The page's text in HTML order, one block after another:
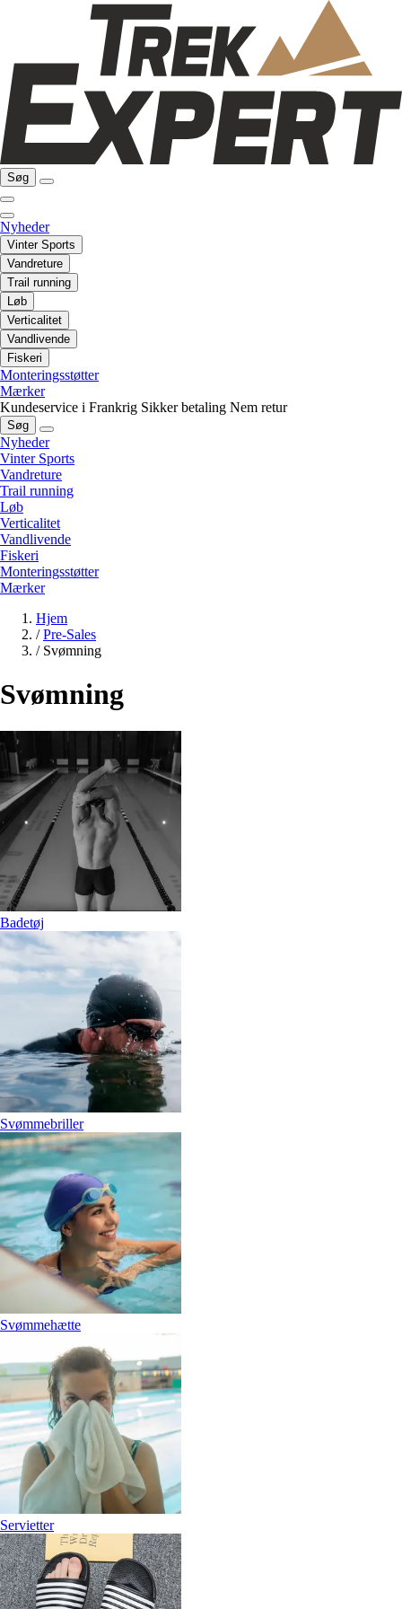
Søg
Nyheder
Vinter Sports
Vandreture
Trail running
Løb
Verticalitet
Vandlivende
Fiskeri
Monteringsstøtter
Mærker
Kundeservice i Frankrig Sikker betaling Nem retur
Søg
Nyheder
Vinter Sports
Vandreture
Trail running
Løb
Verticalitet
Vandlivende
Fiskeri
Monteringsstøtter
Mærker
Hjem
/ Pre-Sales
/ Svømning
Svømning
Badetøj
Svømmebriller
Svømmehætte
Servietter